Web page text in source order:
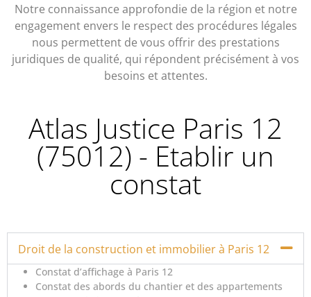
Notre connaissance approfondie de la région et notre
engagement envers le respect des procédures légales
nous permettent de vous offrir des prestations
juridiques de qualité, qui répondent précisément à vos
besoins et attentes.
Atlas Justice Paris 12
(75012) - Etablir un
constat
Droit de la construction et immobilier à Paris 12
Constat d’affichage à Paris 12
Constat des abords du chantier et des appartements